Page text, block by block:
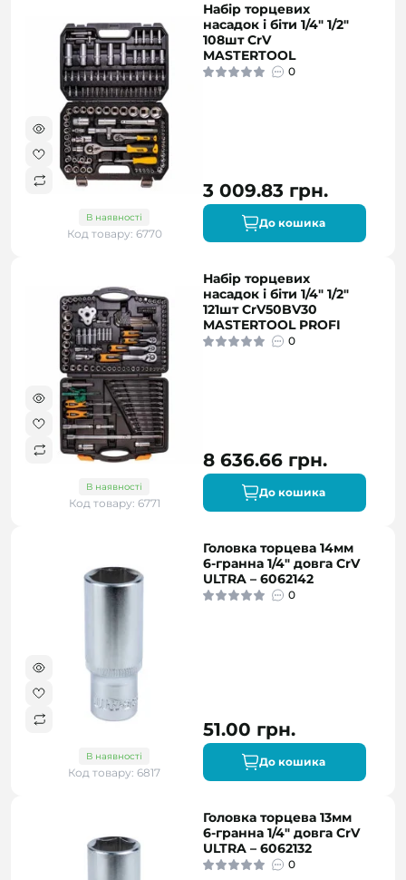
В наявності
Код товару: 6770
Набір торцевих
насадок і біти 1/4" 1/2"
108шт CrV
MASTERTOOL
0
3 009.83 грн.
До кошика
В наявності
Код товару: 6771
Набір торцевих
насадок і біти 1/4" 1/2"
121шт CrV50BV30
MASTERTOOL PROFI
0
8 636.66 грн.
До кошика
В наявності
Код товару: 6817
Головка торцева 14мм
6-гранна 1/4" довга CrV
ULTRA – 6062142
0
51.00 грн.
До кошика
Головка торцева 13мм
6-гранна 1/4" довга CrV
ULTRA – 6062132
0